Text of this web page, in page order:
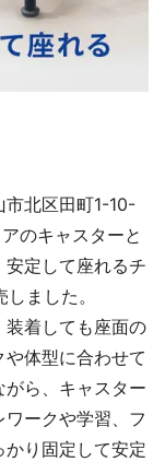
北区田町1-10-
のキャスターと
定して座れるチ
ました。
着しても座面の
体型に合わせて
ら、キャスター
ークや学習、フ
かり固定して安定